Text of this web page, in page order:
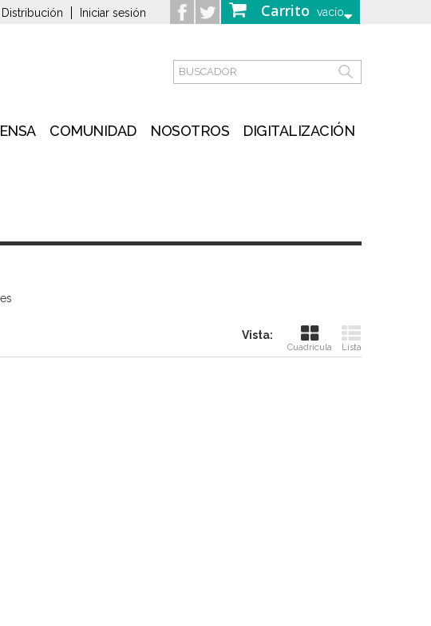
Carrito vacío
Distribución Iniciar sesión
COMUNIDAD NOSOTROS DIGITALIZACIÓN
Vista:
Cuadrícula Lista